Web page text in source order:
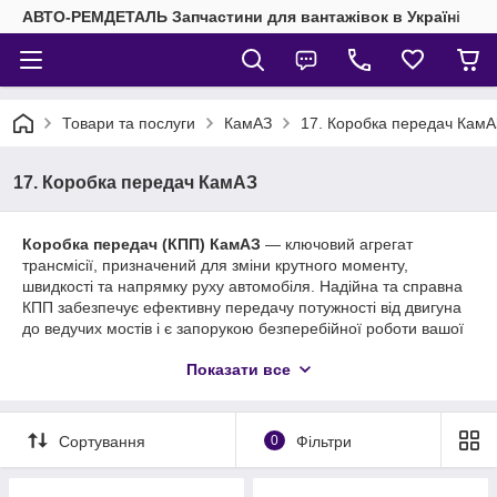
АВТО-РЕМДЕТАЛЬ Запчастини для вантажівок в Україні
Товари та послуги КамАЗ 17. Коробка передач
17. Коробка передач КамАЗ
Коробка передач (КПП) КамАЗ — ключовий агрегат
трансмісії, призначений для зміни крутного моменту,
швидкості та напрямку руху автомобіля. Надійна та справна
КПП забезпечує ефективну передачу потужності від двигуна
до ведучих мостів і є запорукою безперебійної роботи вашої
Купити запчастини коробки передач КамАЗ за вигідною
У нашому інтернет-магазині представлений повний
асортимент оригінальних та високоякісних аналогових
запчастин для ремонту та обслуговуванняКПП КамАЗрізних
Показати все
Сортування 0 Фільтри